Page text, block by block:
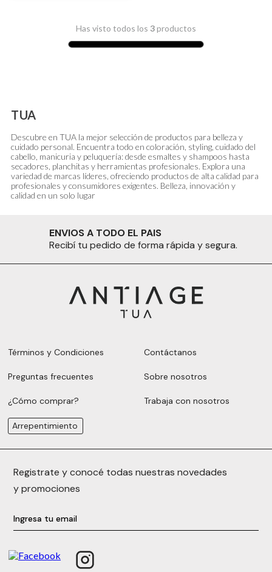
Has visto todos los 3productos
TUA
Descubre en TUA la mejor selección de productos para belleza y
cuidado personal. Encuentra todo en coloración, styling, cuidado del
cabello, manicuria y peluquería: desde esmaltes y shampoos hasta
secadores, planchitas y herramientas profesionales. Explora una
variedad de marcas líderes, ofreciendo productos de alta calidad para
profesionales y consumidores exigentes. Belleza, innovación y
calidad en un solo lugar
ENVIOS A TODO EL PAIS
Recibí tu pedido de forma rápida y segura.
Términos y Condiciones
Preguntas frecuentes
¿Cómo comprar?
Arrepentimiento
Contáctanos
Sobre nosotros
Trabaja con nosotros
Registrate y conocé todas nuestras novedades
y promociones